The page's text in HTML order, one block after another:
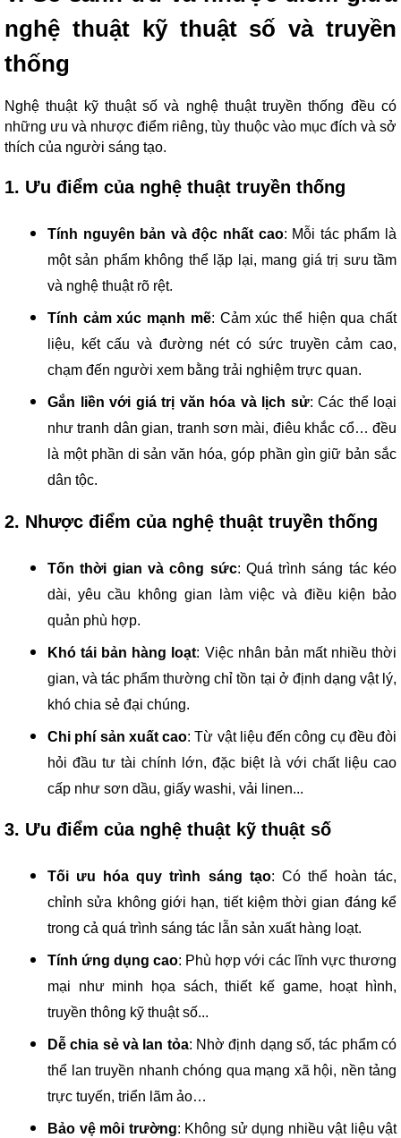
nghệ thuật kỹ thuật số và truyền
thống
Nghệ thuật kỹ thuật số và nghệ thuật truyền thống đều có
những ưu và nhược điểm riêng, tùy thuộc vào mục đích và sở
thích của người sáng tạo.
1. Ưu điểm của nghệ thuật truyền thống
Tính nguyên bản và độc nhất cao: Mỗi tác phẩm là
một sản phẩm không thể lặp lại, mang giá trị sưu tầm
và nghệ thuật rõ rệt.
Tính cảm xúc mạnh mẽ: Cảm xúc thể hiện qua chất
liệu, kết cấu và đường nét có sức truyền cảm cao,
chạm đến người xem bằng trải nghiệm trực quan.
Gắn liền với giá trị văn hóa và lịch sử: Các thể loại
như tranh dân gian, tranh sơn mài, điêu khắc cổ… đều
là một phần di sản văn hóa, góp phần gìn giữ bản sắc
dân tộc.
2. Nhược điểm của nghệ thuật truyền thống
Tốn thời gian và công sức: Quá trình sáng tác kéo
dài, yêu cầu không gian làm việc và điều kiện bảo
quản phù hợp.
Khó tái bản hàng loạt: Việc nhân bản mất nhiều thời
gian, và tác phẩm thường chỉ tồn tại ở định dạng vật lý,
khó chia sẻ đại chúng.
Chi phí sản xuất cao: Từ vật liệu đến công cụ đều đòi
hỏi đầu tư tài chính lớn, đặc biệt là với chất liệu cao
cấp như sơn dầu, giấy washi, vải linen...
3. Ưu điểm của nghệ thuật kỹ thuật số
Tối ưu hóa quy trình sáng tạo: Có thể hoàn tác,
chỉnh sửa không giới hạn, tiết kiệm thời gian đáng kể
trong cả quá trình sáng tác lẫn sản xuất hàng loạt.
Tính ứng dụng cao: Phù hợp với các lĩnh vực thương
mại như minh họa sách, thiết kế game, hoạt hình,
truyền thông kỹ thuật số...
Dễ chia sẻ và lan tỏa: Nhờ định dạng số, tác phẩm có
thể lan truyền nhanh chóng qua mạng xã hội, nền tảng
trực tuyến, triển lãm ảo…
Bảo vệ môi trường: Không sử dụng nhiều vật liệu vật